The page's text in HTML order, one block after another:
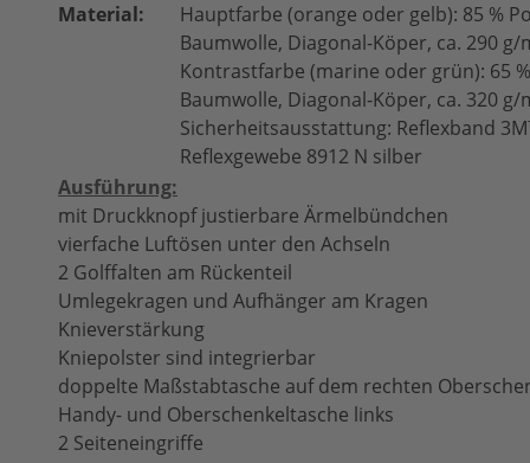
Material:
Hauptfarbe (orange oder gelb): 85 %
Baumwolle, Diagonal-Köper, ca. 290 g/
Kontrastfarbe (marine oder grün): 65
Baumwolle, Diagonal-Köper, ca. 320 g/
Sicherheitsausstattung: Reflexband
Reflexgewebe 8912 N silber
Ausführung:
mit Druckknopf justierbare Ärmelbündchen
vierfache Luftösen unter den Achseln
2 Golffalten am Rückenteil
Umlegekragen und Aufhänger am Kragen
Knieverstärkung
Kniepolster sind integrierbar
doppelte Maßstabtasche auf dem rechten
Handy- und Oberschenkeltasche links
2 Seiteneingriffe